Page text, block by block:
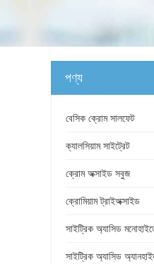
পণ্য
বেসিক ক্রোম সালফেট
ক্যালসিয়াম সাইট্রেট
ক্রোম অক্সাইড সবুজ
ক্রোমিয়াম ট্রাইঅক্সাইড
সাইট্রিক অ্যাসিড
সাইট্রিক অ্যাসিড